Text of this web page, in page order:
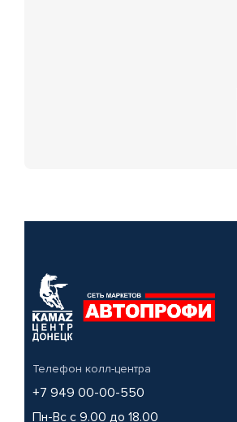
Телефон колл-центра
+7 949 00-00-550
Пн-Вс с 9.00 до 18.00